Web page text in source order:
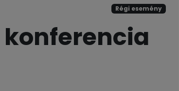
Régi esemény
konferencia